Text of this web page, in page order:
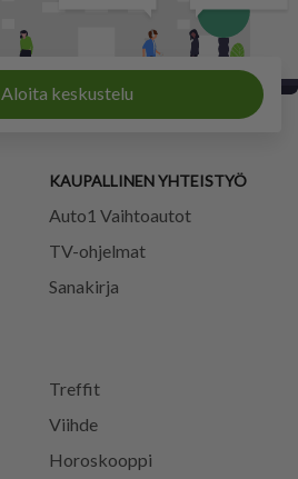
Aloita keskustelu
Treffit
Viihde
Horoskooppi
KAUPALLINEN YHTEISTYÖ
Auto1 Vaihtoautot
TV-ohjelmat
Sanakirja